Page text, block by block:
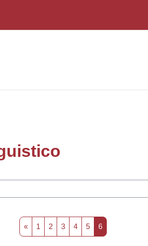
«Pagina precedente
1 Pagina 1
2Pagina 2
3Pagina 3
4Pagina 4
5Pagina 5
6Pagina 6